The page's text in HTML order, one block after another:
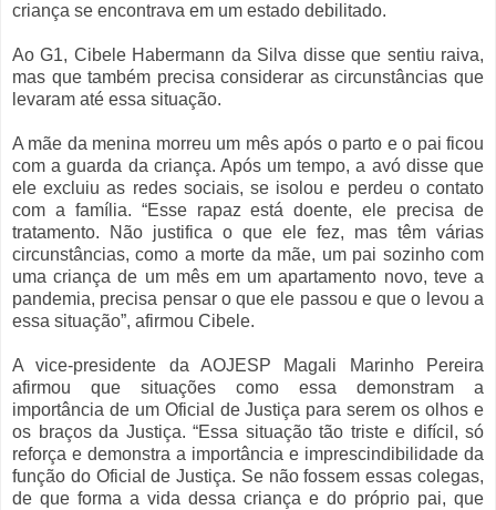
criança se encontrava em um estado debilitado.
Ao G1, Cibele Habermann da Silva disse que sentiu raiva,
mas que também precisa considerar as circunstâncias que
levaram até essa situação.
A mãe da menina morreu um mês após o parto e o pai ficou
com a guarda da criança. Após um tempo, a avó disse que
ele excluiu as redes sociais, se isolou e perdeu o contato
com a família. “Esse rapaz está doente, ele precisa de
tratamento. Não justifica o que ele fez, mas têm várias
circunstâncias, como a morte da mãe, um pai sozinho com
uma criança de um mês em um apartamento novo, teve a
pandemia, precisa pensar o que ele passou e que o levou a
essa situação”, afirmou Cibele.
A vice-presidente da AOJESP Magali Marinho Pereira
afirmou que situações como essa demonstram a
importância de um Oficial de Justiça para serem os olhos e
os braços da Justiça. “Essa situação tão triste e difícil, só
reforça e demonstra a importância e imprescindibilidade da
função do Oficial de Justiça. Se não fossem essas colegas,
de que forma a vida dessa criança e do próprio pai, que